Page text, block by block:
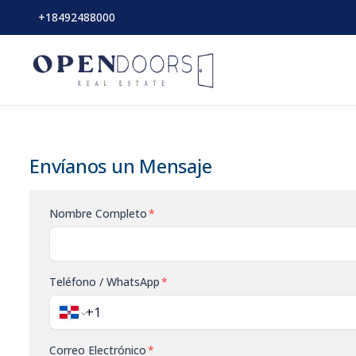
+18492488000
Envíanos un Mensaje
Nombre Completo*
Teléfono / WhatsApp*
Correo Electrónico*